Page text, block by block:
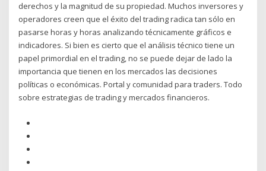
derechos y la magnitud de su propiedad. Muchos inversores y
operadores creen que el éxito del trading radica tan sólo en
pasarse horas y horas analizando técnicamente gráficos e
indicadores. Si bien es cierto que el análisis técnico tiene un
papel primordial en el trading, no se puede dejar de lado la
importancia que tienen en los mercados las decisiones
políticas o económicas. Portal y comunidad para traders. Todo
sobre estrategias de trading y mercados financieros.